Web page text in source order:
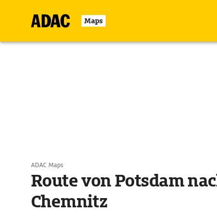
Maps
ADAC Maps
Route von Potsdam
Chemnitz